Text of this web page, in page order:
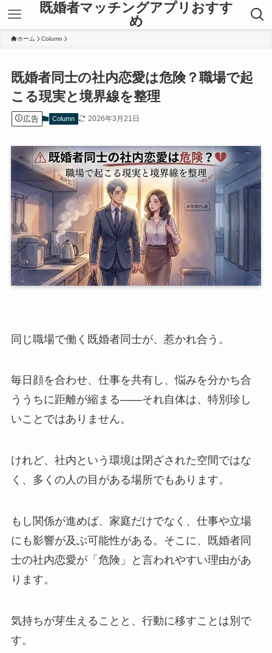
既婚者マッチングアプリおすす
め
ホーム Column
既婚者同士の社内恋愛は危険？職場で起
こる現実と境界線を整理
広告 Column 2026年3月21日
同じ職場で働く既婚者同士が、惹かれ合う。
毎日顔を合わせ、仕事を共有し、悩みを分かち合
ううちに距離が縮まる――それ自体は、特別珍し
いことではありません。
けれど、社内という環境は閉ざされた空間ではな
く、多くの人の目がある場所でもあります。
もし関係が進めば、家庭だけでなく、仕事や立場
にも影響が及ぶ可能性がある。そこに、既婚者同
士の社内恋愛が「危険」と言われやすい理由があ
ります。
気持ちが芽生えることと、行動に移すことは別で
す。